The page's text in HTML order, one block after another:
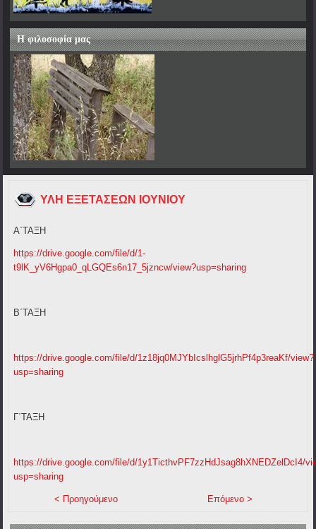
Η φιλοσοφία μας
ΥΛΗ ΕΞΕΤΑΣΕΩΝ ΙΟΥΝΙΟΥ
Α΄ΤΑΞΗ
https://drive.google.com/file/d/1-
t9lK_yV6Hgpa0_qLGQEs6n17_5jzncw/view?usp=sharing
Β΄ΤΑΞΗ
https://drive.google.com/file/d/1z18jq0MJYbIcslhglG5jrhPf4p3reaKf/view?
usp=sharing
Γ΄ΤΑΞΗ
https://drive.google.com/file/d/1y1TicthvPF7zzHdJsag8hXNEDZelDcI4/
usp=sharing
< Προηγούμενο Επόμενο >